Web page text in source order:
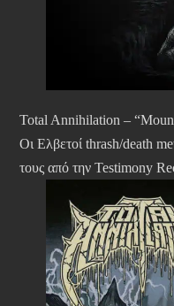
Total Annihilation –
Οι Ελβετοί thrash/death
τους από την Testimony